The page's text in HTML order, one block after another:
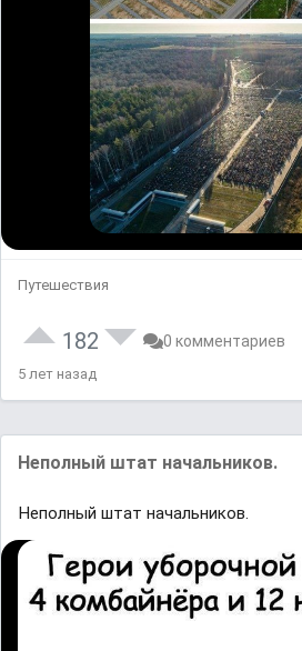
Путешествия
182 0 комментариев
5 лет назад
Неполный штат начальников.
Неполный штат начальников.